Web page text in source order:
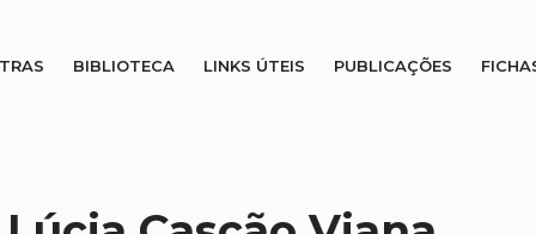
BIBLIOTECA LINKS ÚTEIS PUBLICAÇÕES